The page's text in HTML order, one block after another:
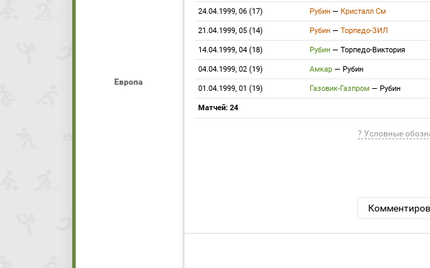
Европа
24.04.1999, 06 (17) Рубин — Кристалл См
21.04.1999, 05 (14) Рубин — Торпедо-ЗИЛ
14.04.1999, 04 (18) Рубин — Торпедо-Виктория
04.04.1999, 02 (19) Амкар — Рубин
01.04.1999, 01 (19) Газовик-Газпром — Рубин
Матчей: 24
? Условные